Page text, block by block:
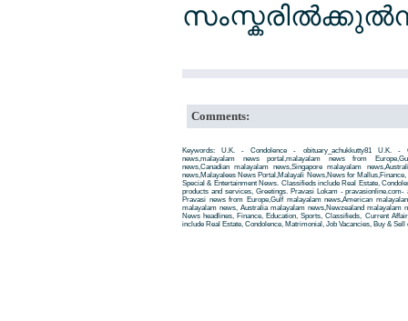
Comments:
Keywords: U.K. - Condolence - obituary_achukkutty81 U.K. -
news,malayalam news portal,malayalam news from
news,Canadian malayalam news,Singapore malayalam
news,Malayalees News Portal,Malayali News,News for
Special & Entertainment News. Classifieds include Real Estate,
products and services, Greetings. Pravasi Lokam -
Pravasi news from Europe,Gulf malayalam news,American
malayalam news, Australia malayalam news,Newzealand malayalam
News headlines, Finance, Education, Sports, Classifieds, Current
include Real Estate, Condolence, Matrimonial, Job Vacancies, Buy &